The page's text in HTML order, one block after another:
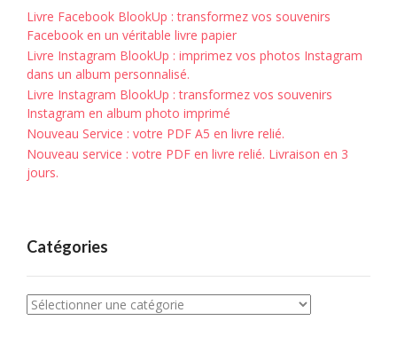
Livre Facebook BlookUp : transformez vos souvenirs
Facebook en un véritable livre papier
Livre Instagram BlookUp : imprimez vos photos Instagram
dans un album personnalisé.
Livre Instagram BlookUp : transformez vos souvenirs
Instagram en album photo imprimé
Nouveau Service : votre PDF A5 en livre relié.
Nouveau service : votre PDF en livre relié. Livraison en 3
jours.
Catégories
Catégories